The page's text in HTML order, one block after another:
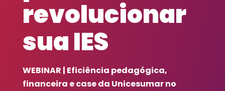
revolucionar
sua IES
WEBINAR | Eficiência pedagógica,
financeira e case da Unicesumar no